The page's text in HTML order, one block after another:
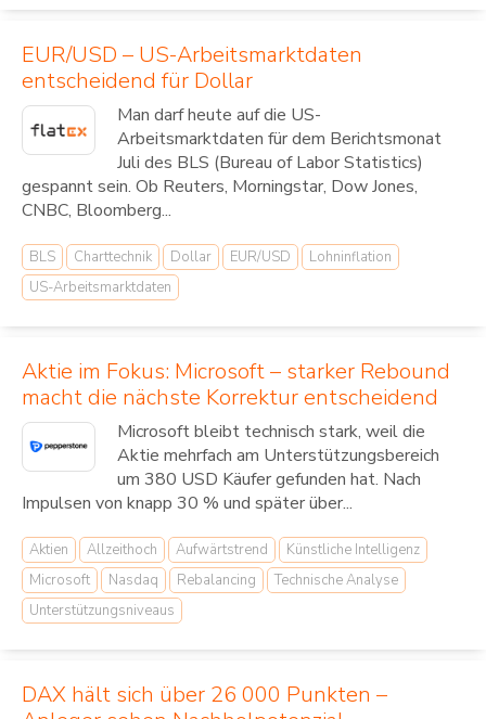
EUR/USD – US-Arbeitsmarktdaten
entscheidend für Dollar
Man darf heute auf die US-
Arbeitsmarktdaten für dem Berichtsmonat
Juli des BLS (Bureau of Labor Statistics)
gespannt sein. Ob Reuters, Morningstar, Dow Jones,
CNBC, Bloomberg...
BLS Charttechnik Dollar EUR/USD
Lohninflation
US-Arbeitsmarktdaten
Aktie im Fokus: Microsoft – starker Rebound
macht die nächste Korrektur entscheidend
Microsoft bleibt technisch stark, weil die
Aktie mehrfach am Unterstützungsbereich
um 380 USD Käufer gefunden hat. Nach
Impulsen von knapp 30 % und später über...
Aktien Allzeithoch Aufwärtstrend
Künstliche Intelligenz
Microsoft
Nasdaq Rebalancing
Technische Analyse
Unterstützungsniveaus
DAX hält sich über 26 000 Punkten –